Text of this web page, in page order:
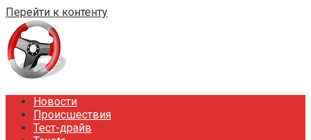
Перейти к контенту
Новости
Происшествия
Тест-драйв